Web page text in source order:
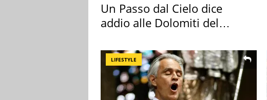
Un Passo dal Cielo dice
addio alle Dolomiti del
LIFESTYLE